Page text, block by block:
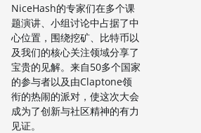
NiceHash的专家们在多个课
题演讲、小组讨论中占据了中
心位置，围绕挖矿、比特币以
及我们的核心关注领域分享了
宝贵的见解。来自50多个国家
的参与者以及由Claptone领
衔的热闹的派对，使这次大会
成为了创新与社区精神的有力
见证。